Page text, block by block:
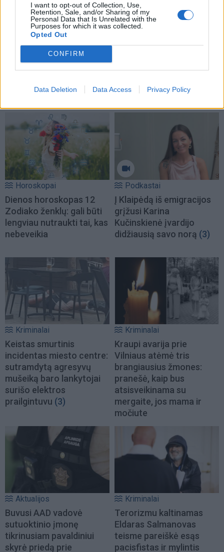
I want to opt-out of Collection, Use,
Retention, Sale, and/or Sharing of my
Personal Data that Is Unrelated with the
Purposes for which it was collected.
Opted Out
CONFIRM
Data Deletion Data Access Privacy Policy
NAUJI
Horoskopai
Dienos horoskopas 12
Zodiako ženklų: gali būti
lengviau nutraukti tai, kas
nebeveikia
Podkastai
Į Klaipėdą iš emigracijos
grįžusi Karina
Kučinskienė įvardijo
didžiausią savo norą (3)
Kriminalai
Keistas smurtinis
incidentas miesto centre:
sutramdytą agresyvų
mušeiką baro lankytojai
surišo elektros
prailgintuvu (3)
Kriminalai
Kraupi avarija prie
Vilniaus atėmė tris
brangiausius žmones:
pranešė, kaip bus
atsisveikinama su
mergaite, jos mama ir
močiute
Aktualijos
Buvusi AAD vadovė
sutuoktinio įmonę
tikrinusiam pavaldiniui
skyrė priedą prie
Kriminalai
Terorizmu kaltinamas
Eldaras Salmanovas
teisme pareiškė esąs
pacisfistas ir mylintis